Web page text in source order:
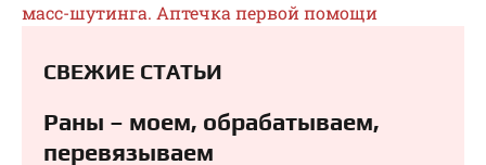
масс-шутинга. Аптечка первой помощи
СВЕЖИЕ СТАТЬИ
Раны – моем, обрабатываем,
перевязываем⁠⁠